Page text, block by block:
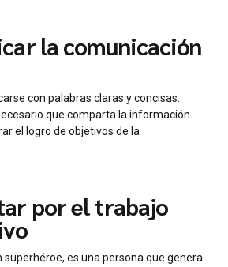
la comunicación
con palabras claras y concisas.
que comparta la información
el logro de objetivos de la
por el trabajo
superhéroe, es una persona que genera